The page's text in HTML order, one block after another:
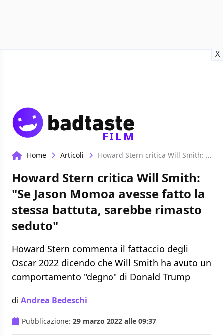
X
FILM
Home Articoli Howard Stern critica Will Smith: "Se Jason Momoa avesse fatto la stessa battuta, sarebbe rimasto seduto"
Howard Stern critica Will Smith:
"Se Jason Momoa avesse fatto la
stessa battuta, sarebbe rimasto
seduto"
Howard Stern commenta il fattaccio degli
Oscar 2022 dicendo che Will Smith ha avuto un
comportamento "degno" di Donald Trump
di Andrea Bedeschi
Pubblicazione: 29 marzo 2022 alle 09:37